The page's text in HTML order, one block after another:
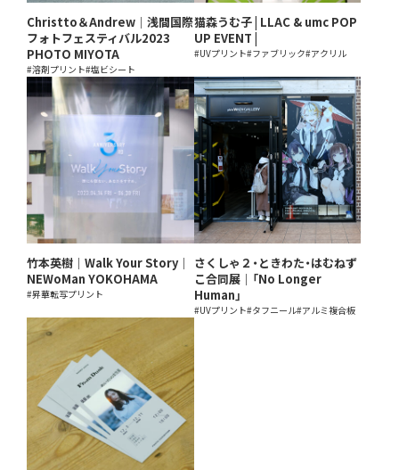
Christto＆Andrew｜浅間国際
フォトフェスティバル2023
PHOTO MIYOTA
#溶剤プリント#塩ビシート
猫森うむ子 | LLAC & umc POP
UP EVENT |
#UVプリント#ファブリック#アクリル
竹本英樹｜Walk Your Story｜
NEWoMan YOKOHAMA
#昇華転写プリント
さくしゃ２・ときわた・はむねず
こ合同展｜「No Longer
Human」
#UVプリント#タフニール#アルミ複合板